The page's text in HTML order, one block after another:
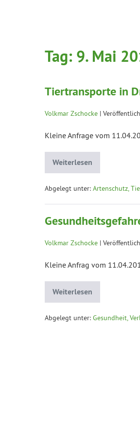
Tag: 9. Mai
Tiertransporte in
Volkmar Zschocke |
Kleine Anfrage vom
Weiterlesen
Abgelegt unter: Artenschutz,
Volkmar Zschocke |
Kleine Anfrag vom
Weiterlesen
Abgelegt unter: Gesundheit,